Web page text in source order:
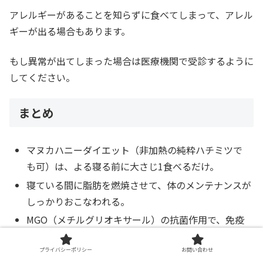
アレルギーがあることを知らずに食べてしまって、アレル
ギーが出る場合もあります。
もし異常が出てしまった場合は医療機関で受診するように
してください。
まとめ
マヌカハニーダイエット（非加熱の純粋ハチミツで
も可）は、よる寝る前に大さじ1食べるだけ。
寝ている間に脂肪を燃焼させて、体のメンテナンスが
しっかりおこなわれる。
MGO（メチルグリオキサール）の抗菌作用で、免疫
アップ！
免疫アップにはMGO263＋以上のマヌカハニーがオス
プライバシーポリシー お問い合わせ